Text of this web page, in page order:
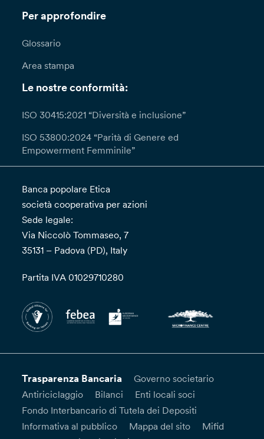
Per approfondire
Glossario
Area stampa
Le nostre conformità:
ISO 30415:2021 “Diversità e inclusione”
ISO 53800:2024 “Parità di Genere ed
Empowerment Femminile”
Banca popolare Etica
società cooperativa per azioni
Sede legale:
Via Niccolò Tommaseo, 7
35131 – Padova (PD), Italy
Partita IVA 01029710280
Trasparenza Bancaria
Governo societario
Antiriciclaggio
Bilanci
Enti locali soci
Fondo Interbancario di Tutela dei Depositi
Informativa al pubblico
Mappa del sito
Mifid